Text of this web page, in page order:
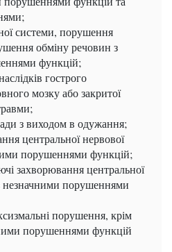
системи, порушення
обміну речовин з
функцій;
гострого
мозку або закритої
з виходом в одужання;
центральної нервової
порушеннями функцій;
захворювання центральної
незначними порушеннями
порушення, крім
порушеннями функцій